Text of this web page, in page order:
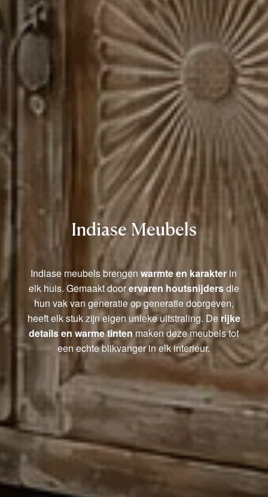
Indiase Meubels
Indiase meubels brengenwarmte en karakter in
elk huis. Gemaakt doorervaren houtsnijdersdie
hun vak van generatie op generatie doorgeven,
heeft elk stuk zijn eigen unieke uitstraling. De rijke
details en warme tinten maken deze meubels tot
een echte blikvanger in elk interieur.